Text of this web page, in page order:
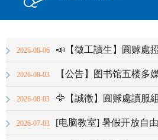
2026-08-06 📣【徵工讀生】圎赇處掗缒细谠
2026-08-03 【公告】图书馆五楼多
2026-08-03 🦅【誠徵】圎赇處讀服組─長
2026-07-03 [电脑教室] 暑假开放自